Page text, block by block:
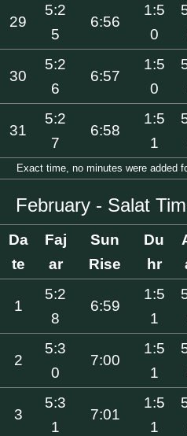
29
5:2
5
6:56
1:5
0
30
5:2
6
6:57
1:5
0
31
5:2
7
6:58
1:5
1
Exact time, no minutes were added
February - Salat
Da
te
Faj
ar
Sun
Rise
Du
hr
1
5:2
8
6:59
1:5
1
2
5:3
0
7:00
1:5
1
3
5:3
1
7:01
1:5
1